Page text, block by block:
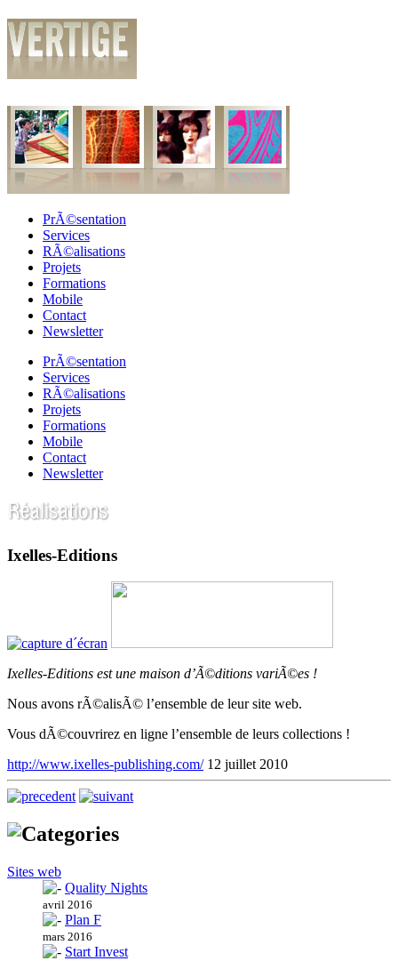
PrÃ©sentation
Services
RÃ©alisations
Projets
Formations
Mobile
Contact
Newsletter
PrÃ©sentation
Services
RÃ©alisations
Projets
Formations
Mobile
Contact
Newsletter
Ixelles-Editions
Ixelles-Editions est une maison d’Ã©ditions variÃ©es !
Nous avons rÃ©alisÃ© l’ensemble de leur site web.
Vous dÃ©couvrirez en ligne l’ensemble de leurs collections !
http://www.ixelles-publishing.com/ 12 juillet 2010
Sites web
Quality Nights
avril 2016
Plan F
mars 2016
Start Invest